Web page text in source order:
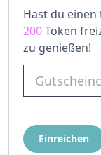
Hast du einen
200Token
zu genießen!
Einreichen